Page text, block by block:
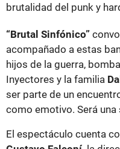
brutalidad del punk y
“Brutal Sinfónico”
acompañado a estas
hijos de la guerra,
Inyectores y la familia
ser parte de un
como emotivo. Será una
El espectáculo cuenta